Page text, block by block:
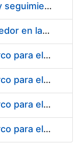
Servicio médico asistencial y seguimiento del absentismo laboral para la FNMT-RCM en su sede de Burgos
Servicio de Cafetería y Comedor en la Sede Central de la Fábrica Nacional de Moneda y Timbre-Real Casa de la Moneda en Madrid
Suscripción de Acuerdo Marco para el Suministro de Herramienta y Materiales Específicos para Mecanizado
Suscripción de Acuerdo Marco para el Suministro de Material de Electricidad
Suscripción de Acuerdo Marco para el Suministro de Repuestos Específicos de Maquinaria
Suscripción de Acuerdo Marco para el Suministro de Material de Transmisiones de Potencia, Rodamientos, Estanqueidad e Hidráulica